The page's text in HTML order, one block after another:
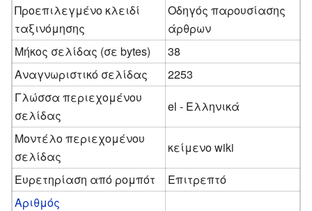
Προεπιλεγμένο κλειδί
ταξινόμησης
Οδηγός παρουσίασης
άρθρων
Μήκος σελίδας (σε bytes)
38
Αναγνωριστικό σελίδας
2253
Γλώσσα περιεχομένου
σελίδας
el - Ελληνικά
Μοντέλο περιεχομένου
σελίδας
κείμενο wiki
Ευρετηρίαση από ρομπότ
Επιτρεπτό
Αριθμός